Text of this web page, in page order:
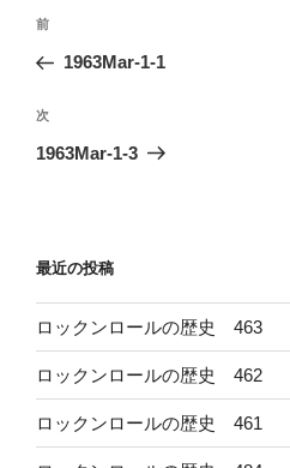
投
ナ
ビ
ゲ
ン
前
の
稿
前
1963Mar-1-1
次
の
次
1963Mar-1-3
最近の投稿
ロックンロールの歴史 463
ロックンロールの歴史 462
ロックンロールの歴史 461